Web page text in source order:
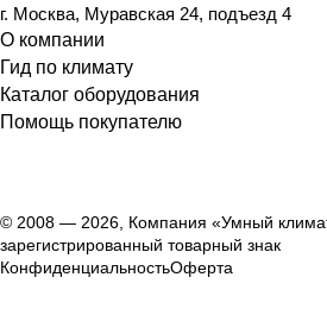
г. Москва, Муравская 24, подъезд 4
О компании
Гид по климату
Каталог оборудования
Помощь покупателю
© 2008 — 2026, Компания «Умный
зарегистрированный товарный знак
КонфиденциальностьОферта